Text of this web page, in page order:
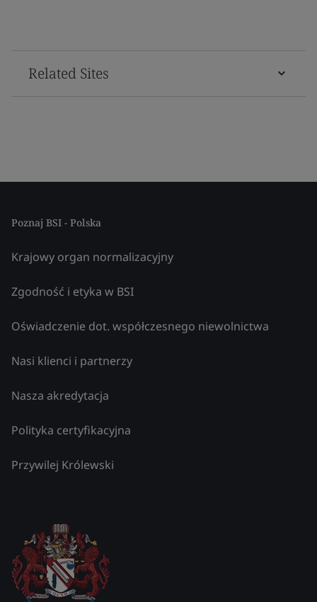
Related Sites
Poznaj BSI - Polska
Krajowy organ normalizacyjny
Zgodność i etyka w BSI
Oświadczenie dot. współczesnego niewolnictwa
Nasi klienci i partnerzy
Nasza akredytacja
Polityka certyfikacyjna
Przywilej Królewski